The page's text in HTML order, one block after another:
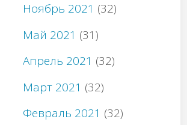
Ноябрь 2021 (32)
Май 2021 (31)
Апрель 2021 (32)
Март 2021 (32)
Февраль 2021 (32)